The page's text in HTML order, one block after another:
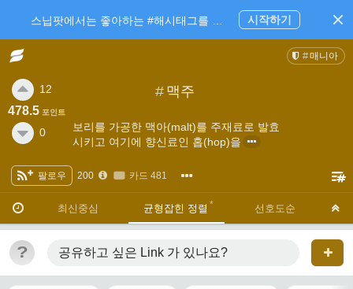
매니아
# 맥주
보리를 가공한 맥아(malt)를 주재료로 발효
시키고 여기에 향신료인 홉(hop)을
12
478.5 포인트
0
팔로우 200 카드 481
최신중심 균형잡힌 정렬 선호도순
? 공유하고 싶은 Link 가 있나요?
스닙팟에서는 좋아하는 #해시태그를 팔로우 하고 내가 관심있는 주제만 모아볼 수 있어요. 시작하기